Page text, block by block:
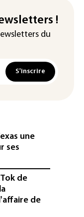
!
du
S'inscrire
une
ses
de
de